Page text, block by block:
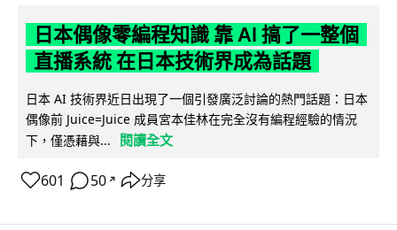
日本偶像零編程知識 靠 AI 搞了一整個
直播系統 在日本技術界成為話題
日本 AI 技術界近日出現了一個引發廣泛討論的熱門話題：日本
偶像前 Juice=Juice 成員宮本佳林在完全沒有編程經驗的情況
下，僅憑藉與...
閱讀全文
601 50 ↗ 分享